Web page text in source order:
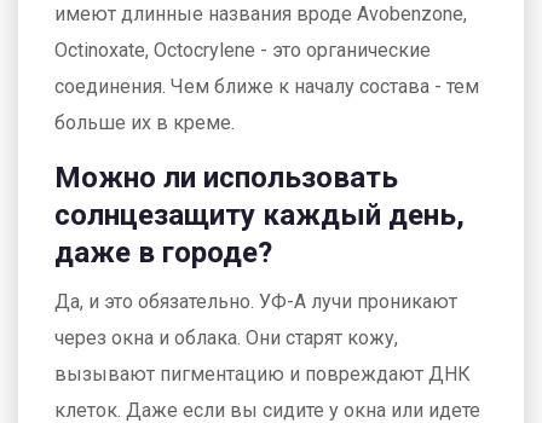
имеют длинные названия вроде Avobenzone,
Octinoxate, Octocrylene - это органические
соединения. Чем ближе к началу состава - тем
больше их в креме.
Можно ли использовать
солнцезащиту каждый день,
даже в городе?
Да, и это обязательно. УФ-А лучи проникают
через окна и облака. Они старят кожу,
вызывают пигментацию и повреждают ДНК
клеток. Даже если вы сидите у окна или идете